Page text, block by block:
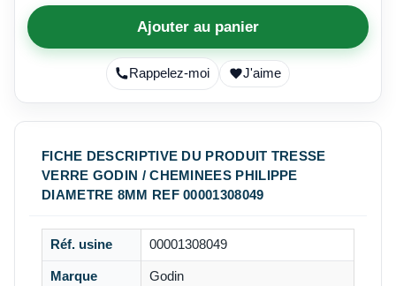
Ajouter au panier
Rappelez-moi J'aime
FICHE DESCRIPTIVE DU PRODUIT TRESSE
VERRE GODIN / CHEMINEES PHILIPPE
DIAMETRE 8MM REF 00001308049
Réf. usine 00001308049
Marque Godin